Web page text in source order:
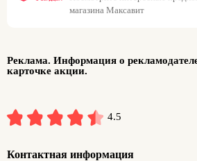
магазина Максавит
Реклама. Информация о
карточке акции.
4.5
Контактная информация